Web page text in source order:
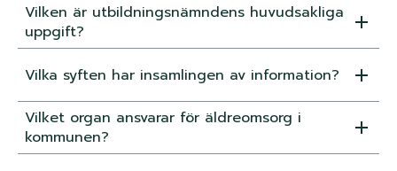
Vilken är utbildningsnämndens huvudsakliga
uppgift?
Vilka syften har insamlingen av information?
Vilket organ ansvarar för äldreomsorg i
kommunen?